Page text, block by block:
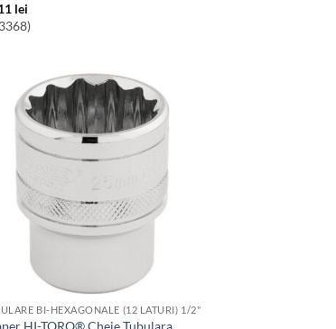
lei
BI-HEXAGONALE (12 LATURI) 1/2"